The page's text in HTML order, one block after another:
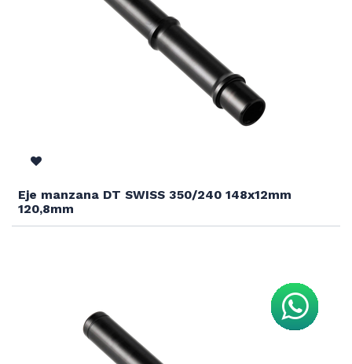
Eje manzana DT SWISS 350/240 148x12mm
120,8mm